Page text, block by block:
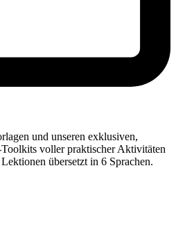
und unseren exklusiven,
voller praktischer Aktivitäten
übersetzt in 6 Sprachen.